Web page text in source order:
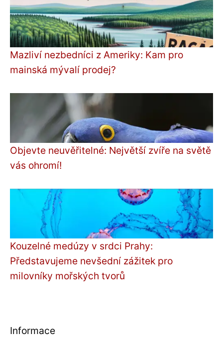
Mazliví nezbedníci z Ameriky: Kam pro
mainská mývalí prodej?
Objevte neuvěřitelné: Největší zvíře na světě
vás ohromí!
Kouzelné medúzy v srdci Prahy:
Představujeme nevšední zážitek pro
milovníky mořských tvorů
Informace